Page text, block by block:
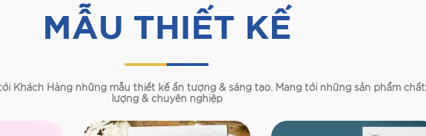
MẪU THIẾT KẾ
Khách Hàng những mẫu thiết kế ấn tượng & sáng tạo. Mang tới những sản phẩm chất
lượng & chuyên nghiệp